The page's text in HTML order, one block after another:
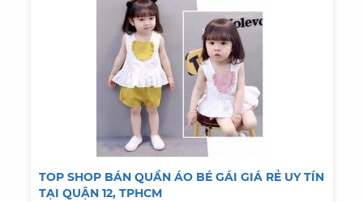
TOP SHOP BÁN QUẦN ÁO BÉ GÁI GIÁ RẺ UY TÍN
TẠI QUẬN 12, TPHCM